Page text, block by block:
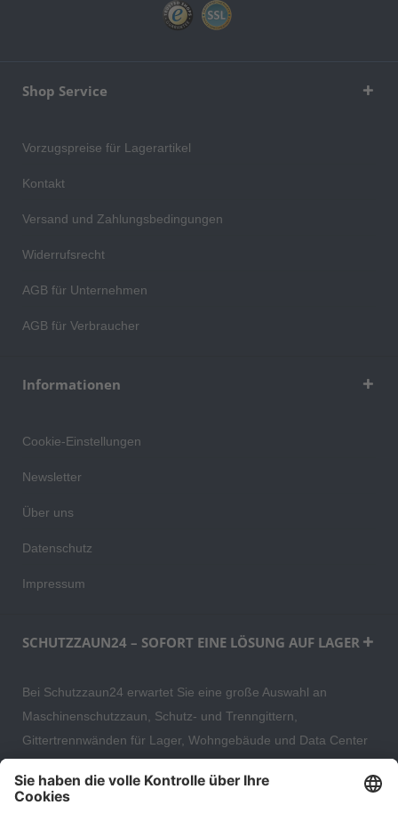
Shop Service
Vorzugspreise für Lagerartikel
Kontakt
Versand und Zahlungsbedingungen
Widerrufsrecht
AGB für Unternehmen
AGB für Verbraucher
Informationen
Cookie-Einstellungen
Newsletter
Über uns
Datenschutz
Impressum
SCHUTZZAUN24 – SOFORT EINE LÖSUNG AUF LAGER
Bei Schutzzaun24 erwartet Sie eine große Auswahl an
Maschinenschutzzaun, Schutz- und Trenngittern,
Gittertrennwänden für Lager, Wohngebäude und Data Center
hochwertige Gartenzäune und Zaunsysteme für die sichere